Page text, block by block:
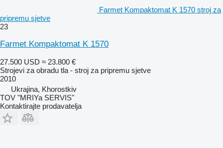
Farmet Kompaktomat K 1570 stroj za
pripremu sjetve
23
Farmet Kompaktomat K 1570
27.500 USD ≈ 23.800 €
Strojevi za obradu tla - stroj za pripremu sjetve
2010
Ukrajina, Khorostkiv
TOV "MRIYa SERVIS"
Kontaktirajte prodavatelja